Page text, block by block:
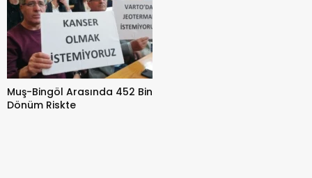
Muş-Bingöl Arasında 452 Bin
Dönüm Riskte